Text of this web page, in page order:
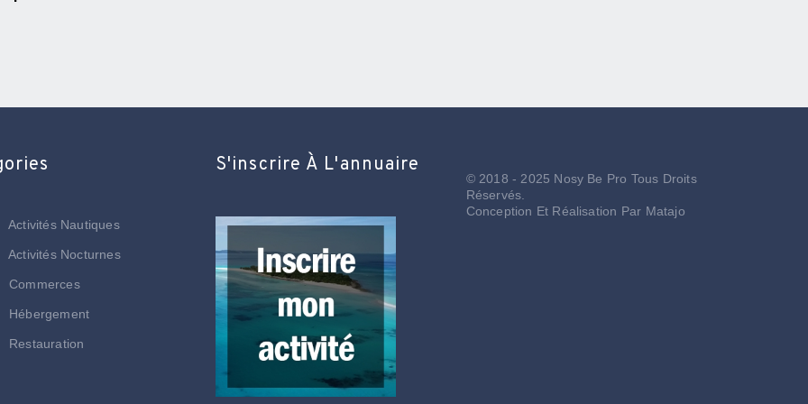
Activités Nautiques
Activités Nocturnes
Commerces
Hébergement
Restauration
S'inscrire À L'annuaire
© 2018 - 2025 Nosy Be Pro Tous Droits
Réservés.
Conception Et Réalisation Par Matajo